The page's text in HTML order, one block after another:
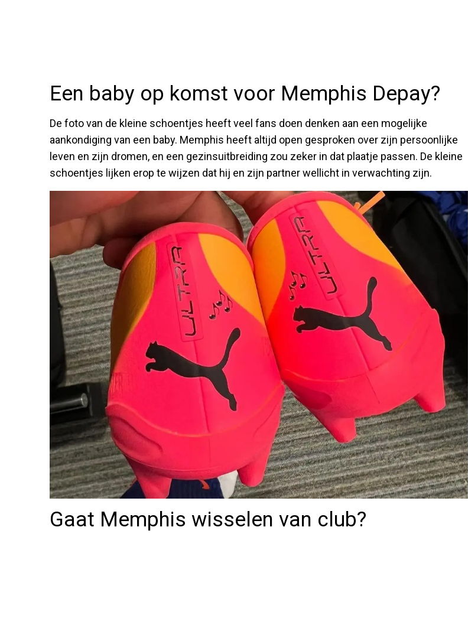
Een baby op komst voor Memphis Depay?
De foto van de kleine schoentjes heeft veel fans doen denken aan een mogelijke
aankondiging van een baby. Memphis heeft altijd open gesproken over zijn persoonlijke
leven en zijn dromen, en een gezinsuitbreiding zou zeker in dat plaatje passen. De kleine
schoentjes lijken erop te wijzen dat hij en zijn partner wellicht in verwachting zijn.
Gaat Memphis wisselen van club?